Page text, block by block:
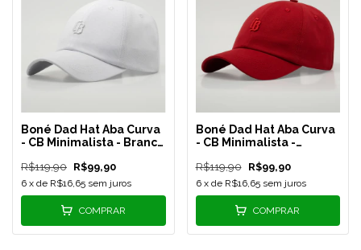
Boné Dad Hat Aba Curva
- CB Minimalista - Branco
R$119,90 R$99,90
6 x de R$16,65 sem juros
COMPRAR
Boné Dad Hat Aba Curva
- CB Minimalista -
R$119,90 R$99,90
6 x de R$16,65 sem juros
COMPRAR